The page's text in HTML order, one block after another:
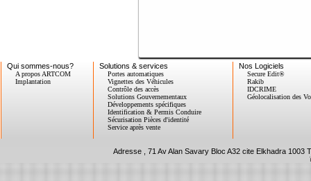
Qui sommes-nous?
A propos ARTCOM
Implantation
Solutions & services
Portes automatiques
Vignettes des Véhicules
Contrôle des accès
Solutions Gouvernementaux
Développements spécifiques
Identification & Permis Conduire
Sécurisation Pièces d'identité
Service après vente
Nos Logiciels
Secure Edit®
Rakib
IDCRIME
Géolocalisation des
Adresse , 71 Av Alan Savary Bloc A32 cite Elkhadra